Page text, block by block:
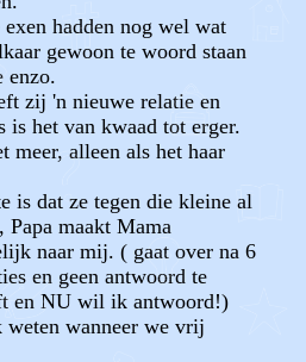
hadden nog wel wat
gewoon te woord staan
enzo.
zij 'n nieuwe relatie en
is het van kwaad tot erger.
meer, alleen als het haar
is dat ze tegen die kleine al
Papa maakt Mama
naar mij. ( gaat over na 6
en geen antwoord te
en NU wil ik antwoord!)
wanneer we vrij